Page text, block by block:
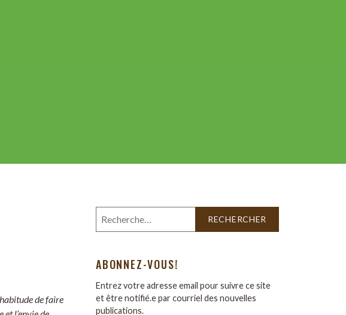
de faire
ABONNEZ-VOUS!
Entrez votre adresse email pour suivre ce site
et être notifié.e par courriel des nouvelles
publications.